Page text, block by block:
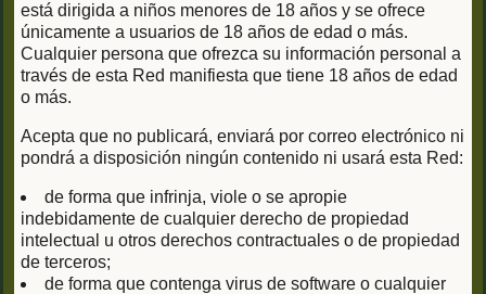
está dirigida a niños menores de 18 años y se ofrece
únicamente a usuarios de 18 años de edad o más.
Cualquier persona que ofrezca su información personal a
través de esta Red manifiesta que tiene 18 años de edad
o más.
Acepta que no publicará, enviará por correo electrónico ni
pondrá a disposición ningún contenido ni usará esta Red:
de forma que infrinja, viole o se apropie
indebidamente de cualquier derecho de propiedad
intelectual u otros derechos contractuales o de propiedad
de terceros;
de forma que contenga virus de software o cualquier